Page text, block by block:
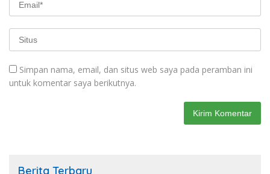
Simpan nama, email, dan situs web saya pada peramban ini
untuk komentar saya berikutnya.
Berita Terbaru